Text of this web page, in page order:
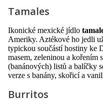
Tamales
Ikonické mexické jídlo
Ameriky. Aztékové ho jedli
typickou součástí hostiny ke
masem, zeleninou a kořením
(banánových) listů a balíčky
verze s banány, skořicí a
Burritos